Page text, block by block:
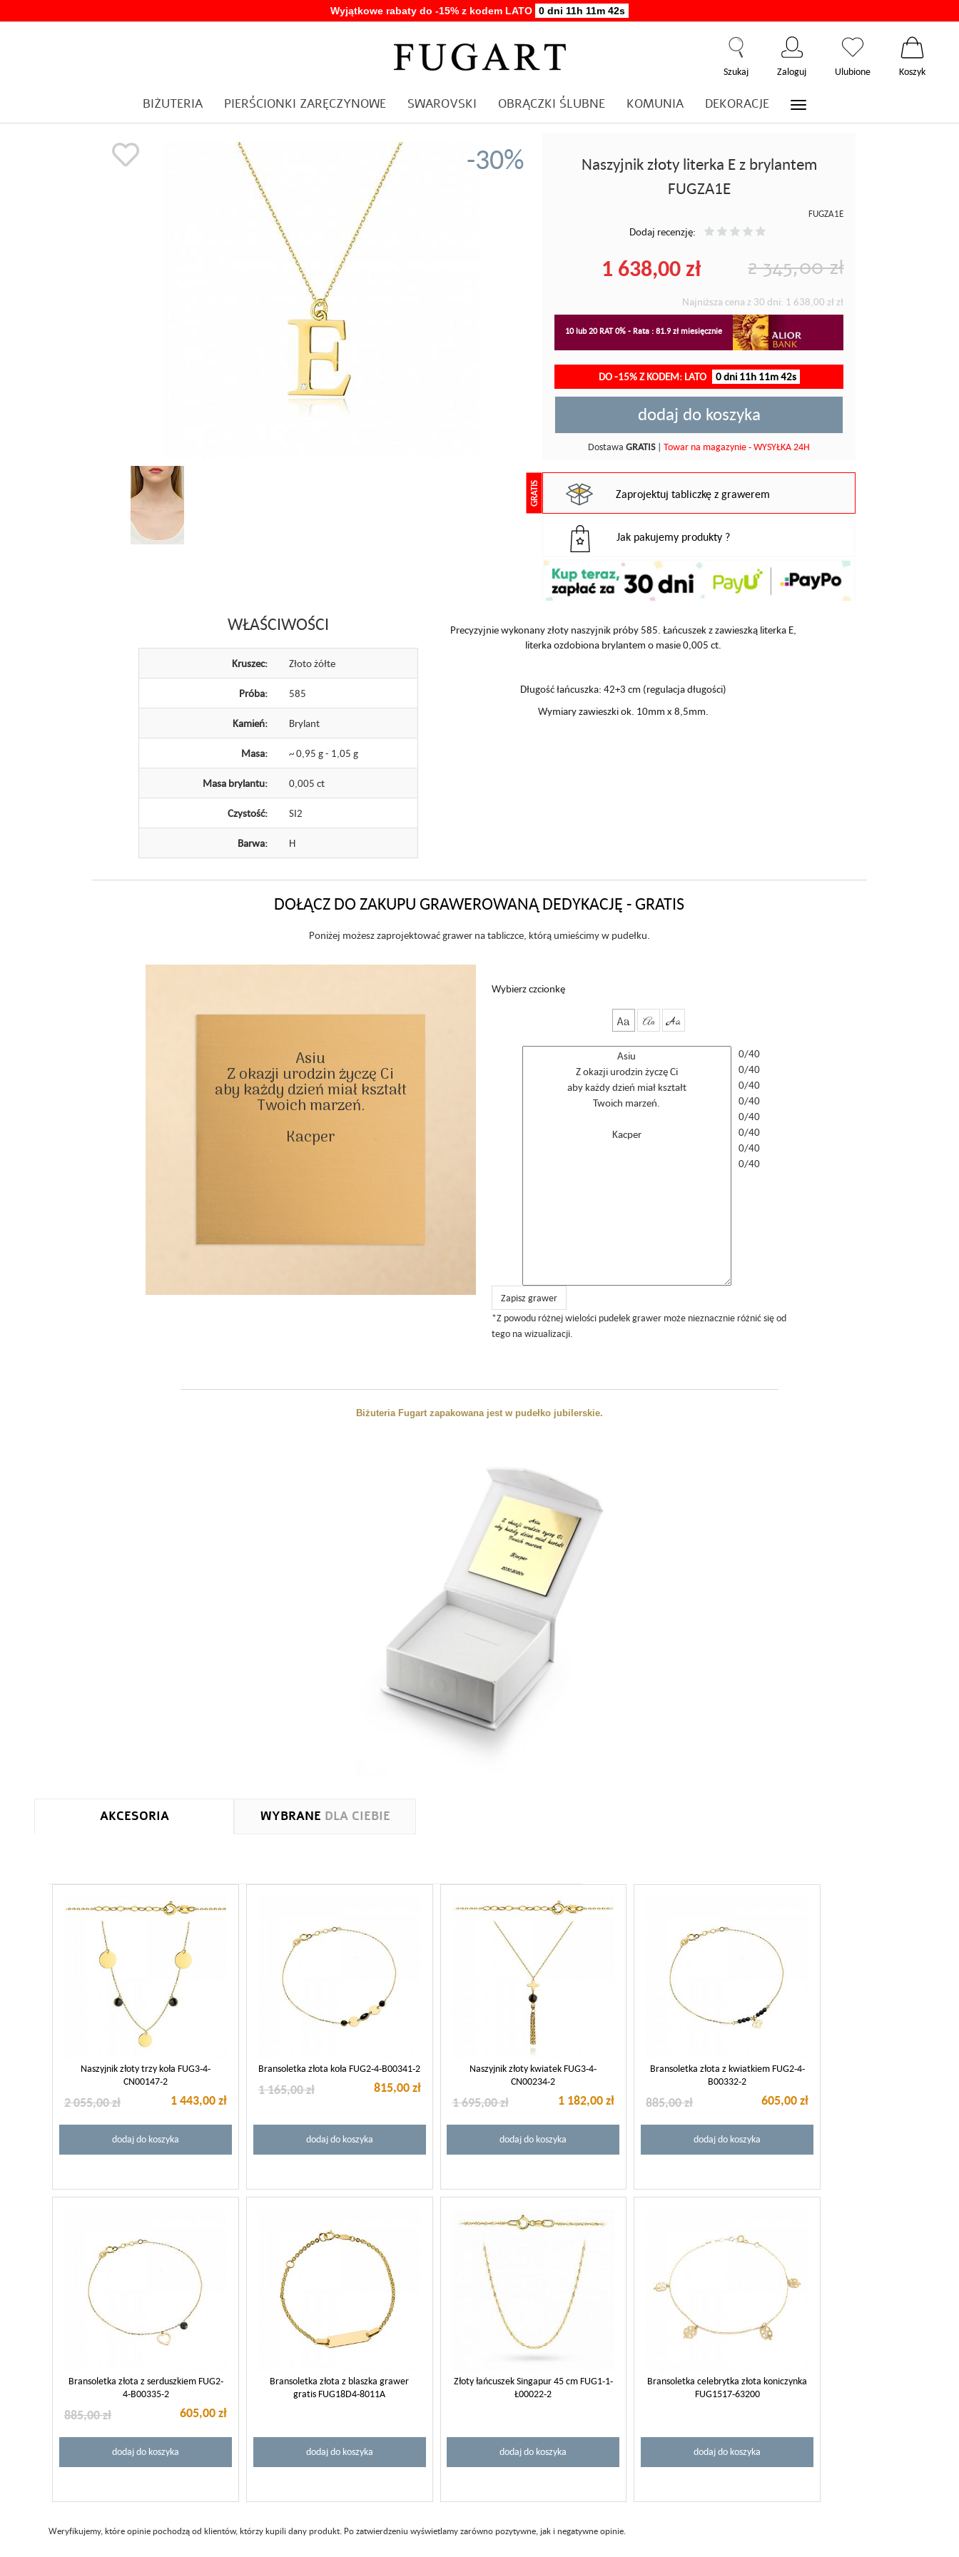
Wyjątkowe rabaty do -15% z kodem LATO 0 dni 11h 11m 42s
Szukaj Zaloguj Ulubione Koszyk
BIŻUTERIA PIERŚCIONKI ZARĘCZYNOWE SWAROVSKI OBRĄCZKI ŚLUBNE KOMUNIA DEKORACJE
-30%
Naszyjnik złoty literka E z brylantem
FUGZA1E
FUGZA1E
Dodaj recenzję:
2 345,00 zł
1 638,00 zł
Najniższa cena z 30 dni: 1 638,00 zł zł
10 lub 20 RAT 0% - Rata : 81.9 zł miesięcznie
DO -15% Z KODEM: LATO 0 dni 11h 11m 42s
dodaj do koszyka
DostawaGRATIS|Towar na magazynie - WYSYŁKA 24H
GRATIS Zaprojektuj tabliczkę z grawerem
Jak pakujemy produkty ?
WŁAŚCIWOŚCI
Kruszec: Złoto żółte
Próba: 585
Kamień: Brylant
Masa: ~ 0,95 g - 1,05 g
Masa brylantu: 0,005 ct
Czystość: SI2
Barwa: H
Precyzyjnie wykonany złoty naszyjnik próby 585. Łańcuszek z zawieszką literka E,
literka ozdobiona brylantem o masie 0,005 ct.
Długość łańcuszka: 42+3 cm (regulacja długości)
Wymiary zawieszki ok. 10mm x 8,5mm.
DOŁĄCZ DO ZAKUPU GRAWEROWANĄ DEDYKACJĘ - GRATIS
Poniżej możesz zaprojektować grawer na tabliczce, którą umieścimy w pudełku.
Asiu
Z okazji urodzin życzę Ci
aby każdy dzień miał kształt
Twoich marzeń.
Kacper
Wybierz czcionkę
Aa Aa Aa
0/40
0/40
0/40
0/40
0/40
0/40
0/40
0/40
Zapisz grawer
*Z powodu różnej wielości pudełek grawer może nieznacznie różnić się od
tego na wizualizacji.
Biżuteria Fugart zapakowana jest w pudełko jubilerskie.
AKCESORIA WYBRANE DLA CIEBIE
Naszyjnik złoty trzy koła FUG3-4-
CN00147-2
1 443,00 zł
2 055,00 zł
dodaj do koszyka
Bransoletka złota koła FUG2-4-B00341-2
815,00 zł
1 165,00 zł
dodaj do koszyka
Naszyjnik złoty kwiatek FUG3-4-
CN00234-2
1 182,00 zł
1 695,00 zł
dodaj do koszyka
Bransoletka złota z kwiatkiem FUG2-4-
B00332-2
605,00 zł
885,00 zł
dodaj do koszyka
Bransoletka złota z serduszkiem FUG2-
4-B00335-2
605,00 zł
885,00 zł
dodaj do koszyka
Bransoletka złota z blaszka grawer
gratis FUG18D4-8011A
dodaj do koszyka
Złoty łańcuszek Singapur 45 cm FUG1-1-
Ł00022-2
dodaj do koszyka
Bransoletka celebrytka złota koniczynka
FUG1517-63200
dodaj do koszyka
Weryfikujemy, które opinie pochodzą od klientów, którzy kupili dany produkt. Po zatwierdzeniu wyświetlamy zarówno pozytywne, jak i negatywne opinie.